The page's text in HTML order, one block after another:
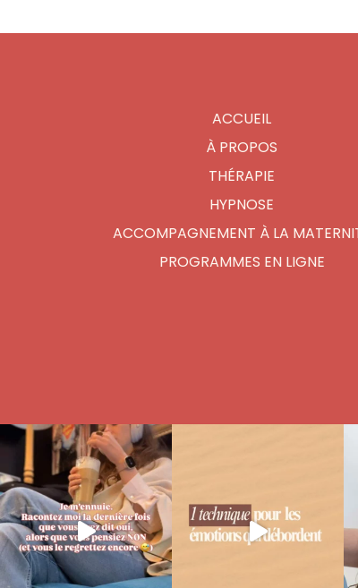
ACCUEIL
À PROPOS
THÉRAPIE
HYPNOSE
ACCOMPAGNEMENT À LA
PROGRAMMES EN LIGNE